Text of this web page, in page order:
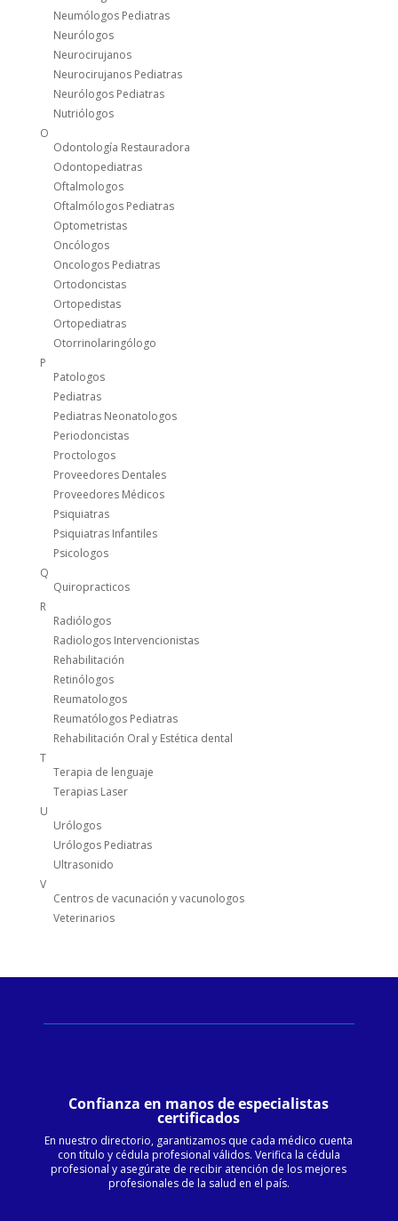
Neumólogos Pediatras
Neurólogos
Neurocirujanos
Neurocirujanos Pediatras
Neurólogos Pediatras
Nutriólogos
O
Odontología Restauradora
Odontopediatras
Oftalmologos
Oftalmólogos Pediatras
Optometristas
Oncólogos
Oncologos Pediatras
Ortodoncistas
Ortopedistas
Ortopediatras
Otorrinolaringólogo
P
Patologos
Pediatras
Pediatras Neonatologos
Periodoncistas
Proctologos
Proveedores Dentales
Proveedores Médicos
Psiquiatras
Psiquiatras Infantiles
Psicologos
Q
Quiropracticos
R
Radiólogos
Radiologos Intervencionistas
Rehabilitación
Retinólogos
Reumatologos
Reumatólogos Pediatras
Rehabilitación Oral y Estética dental
T
Terapia de lenguaje
Terapias Laser
U
Urólogos
Urólogos Pediatras
Ultrasonido
V
Centros de vacunación y vacunologos
Veterinarios
Confianza en manos de especialistas
certificados
En nuestro directorio, garantizamos que cada médico cuenta
con título y cédula profesional válidos. Verifica la cédula
profesional y asegúrate de recibir atención de los mejores
profesionales de la salud en el país.